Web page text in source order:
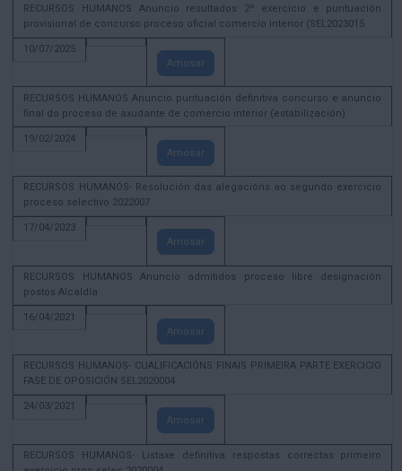
RECURSOS HUMANOS Anuncio resultados 2º exercicio e puntuación
provisional de concurso proceso oficial comercio interior (SEL2023015
10/07/2025
Amosar
RECURSOS HUMANOS Anuncio puntuación definitiva concurso e anuncio
final do proceso de axudante de comercio interior (estabilización)
19/02/2024
Amosar
RECURSOS HUMANOS- Resolución das alegacións ao segundo exercicio
proceso selectivo 2022007
17/04/2023
Amosar
RECURSOS HUMANOS Anuncio admitidos proceso libre designación
postos Alcaldía
16/04/2021
Amosar
RECURSOS HUMANOS- CUALIFICACIÓNS FINAIS PRIMEIRA PARTE EXERCICIO
FASE DE OPOSICIÓN SEL2020004
24/03/2021
Amosar
RECURSOS HUMANOS- Listaxe definitiva respostas correctas primeiro